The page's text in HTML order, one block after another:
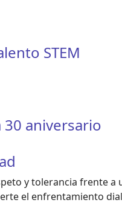
STEM
aniversario
y tolerancia frente a
el enfrentamiento